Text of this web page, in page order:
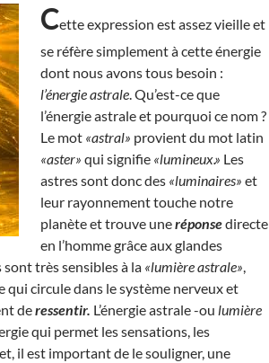
Cette expression est assez vieille et
se réfère simplement à cette énergie
dont nous avons tous besoin :
l’énergie astrale. Qu’est-ce que
l’énergie astrale et pourquoi ce nom ?
Le mot «astral» provient du mot latin
«aster» qui signifie «lumineux.» Les
astres sont donc des «luminaires» et
leur rayonnement touche notre
planète et trouve uneréponsedirecte
en l’homme grâce aux glandes
très sensibles à la «lumière astrale»,
qui circule dans le système nerveux et
deressentir. L’énergie astrale -ou lumière
qui permet les sensations, les
il est important de le souligner, une